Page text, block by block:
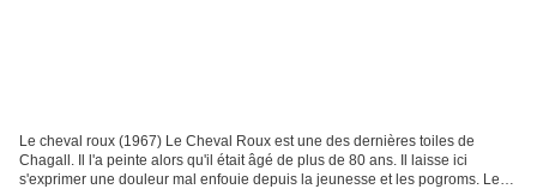
Le cheval roux (1967) Le Cheval Roux est une des dernières toiles de
Chagall. Il l'a peinte alors qu'il était âgé de plus de 80 ans. Il laisse ici
s'exprimer une douleur mal enfouie depuis la jeunesse et les pogroms. Le